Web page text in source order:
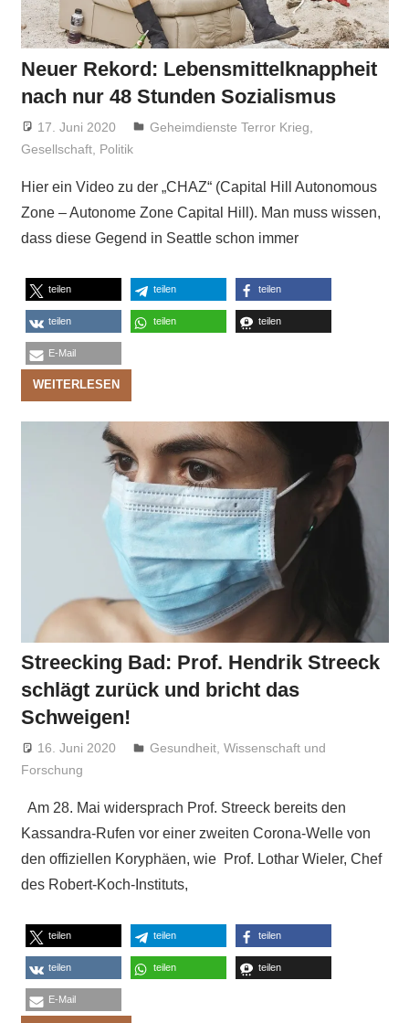
Neuer Rekord: Lebensmittelknappheit
nach nur 48 Stunden Sozialismus
17. Juni 2020 Niki Vogt
Geheimdienste Terror Krieg
Gesellschaft, Politik
Hier ein Video zu der „CHAZ“ (Capital Hill Autonomous
Zone – Autonome Zone Capital Hill). Man muss wissen,
dass diese Gegend in Seattle schon immer
teilen teilen teilen
teilen teilen teilen
E-Mail
WEITERLESEN
Streecking Bad: Prof. Hendrik Streeck
schlägt zurück und bricht das
Schweigen!
16. Juni 2020 Niki Vogt
Gesundheit ,Wissenschaft und
Forschung
Am 28. Mai widersprach Prof. Streeck bereits den
Kassandra-Rufen vor einer zweiten Corona-Welle von
den offiziellen Koryphäen, wie Prof. Lothar Wieler, Chef
des Robert-Koch-Instituts,
teilen teilen teilen
teilen teilen teilen
E-Mail